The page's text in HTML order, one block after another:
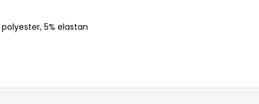
5% elastan